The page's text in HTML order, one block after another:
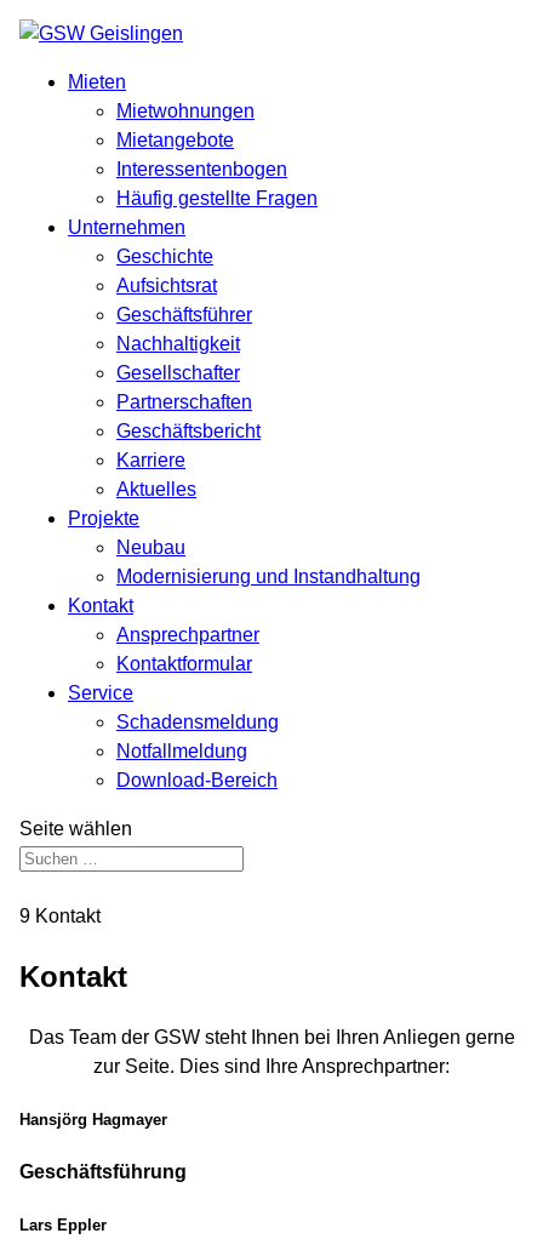
Mieten
Mietwohnungen
Mietangebote
Interessentenbogen
Häufig gestellte Fragen
Unternehmen
Geschichte
Aufsichtsrat
Geschäftsführer
Nachhaltigkeit
Gesellschafter
Partnerschaften
Geschäftsbericht
Karriere
Aktuelles
Projekte
Neubau
Modernisierung und Instandhaltung
Kontakt
Ansprechpartner
Kontaktformular
Service
Schadensmeldung
Notfallmeldung
Download-Bereich
Seite wählen
9 Kontakt
Kontakt
Das Team der GSW steht Ihnen bei Ihren Anliegen gerne
zur Seite. Dies sind Ihre Ansprechpartner:
Hansjörg Hagmayer
Geschäftsführung
Lars Eppler